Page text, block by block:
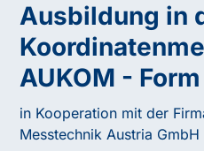
Ausbildung in
AUKOM -
in Kooperation mit der
Messtechnik Austria GmbH